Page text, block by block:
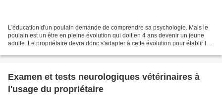
L'éducation d'un poulain demande de comprendre sa psychologie. Mais le
poulain est un être en pleine évolution qui doit en 4 ans devenir un jeune
adulte. Le propriétaire devra donc s'adapter à cette évolution pour établir les
Examen et tests neurologiques vétérinaires à
l'usage du propriétaire